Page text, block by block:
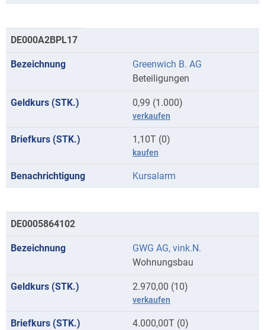
DE000A2BPL17
Greenwich B. AG
Beteiligungen
0,99 (1.000)
verkaufen
1,10T (0)
kaufen
Kursalarm
DE0005864102
GWG AG, vink.N.
Wohnungsbau
2.970,00 (10)
verkaufen
4.000,00T (0)